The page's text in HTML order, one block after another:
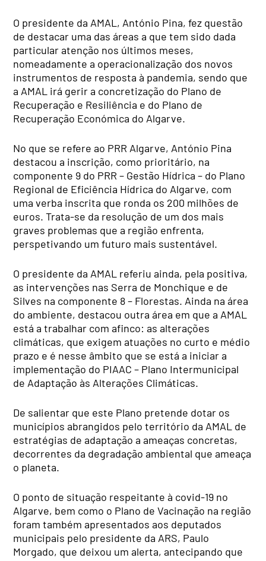
O presidente da AMAL, António Pina, fez questão
de destacar uma das áreas a que tem sido dada
particular atenção nos últimos meses,
nomeadamente a operacionalização dos novos
instrumentos de resposta à pandemia, sendo que
a AMAL irá gerir a concretização do Plano de
Recuperação e Resiliência e do Plano de
Recuperação Económica do Algarve.
No que se refere ao PRR Algarve, António Pina
destacou a inscrição, como prioritário, na
componente 9 do PRR – Gestão Hídrica – do Plano
Regional de Eficiência Hídrica do Algarve, com
uma verba inscrita que ronda os 200 milhões de
euros. Trata-se da resolução de um dos mais
graves problemas que a região enfrenta,
perspetivando um futuro mais sustentável.
O presidente da AMAL referiu ainda, pela positiva,
as intervenções nas Serra de Monchique e de
Silves na componente 8 – Florestas. Ainda na área
do ambiente, destacou outra área em que a AMAL
está a trabalhar com afinco: as alterações
climáticas, que exigem atuações no curto e médio
prazo e é nesse âmbito que se está a iniciar a
implementação do PIAAC – Plano Intermunicipal
de Adaptação às Alterações Climáticas.
De salientar que este Plano pretende dotar os
municípios abrangidos pelo território da AMAL de
estratégias de adaptação a ameaças concretas,
decorrentes da degradação ambiental que ameaça
o planeta.
O ponto de situação respeitante à covid-19 no
Algarve, bem como o Plano de Vacinação na região
foram também apresentados aos deputados
municipais pelo presidente da ARS, Paulo
Morgado, que deixou um alerta, antecipando que